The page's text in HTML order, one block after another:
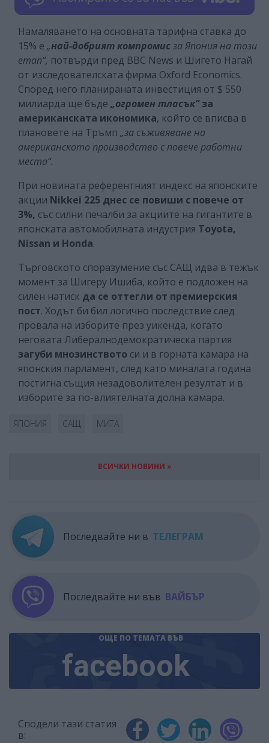
Намаляването на основната тарифна ставка до
15% е „най-добрият компромисза Япония на този
етап“, потвърди пред BBC News и Шигето Нагай
от изследователската фирма Oxford Economics.
Според него планираната инвестиция от $ 550
милиарда ще бъде „огромен тласък”за
американската икономика, който се вписва в
плановете на Тръмп „за съживяване на
американското производство с повече работни
места“.
При новината референтният индекс на японските
акции Nikkei 225 днес се повиши с повече от
3%, със силни печалби за акциите на гигантите в
японската автомобилната индустрия Toyota,
Nissan и Honda.
Търговското споразумение със САЩ идва в тежък
момент за Шигеру Ишиба, който е подложен на
силен натиск да се оттегли от премиерския
пост. Ходът би бил логично последствие след
провала на изборите през уикенда, когато
неговата Либералнодемократическа партия
загуби мнозинството си и в горната камара на
японския парламент, след като миналата година
постигна същия незадоволителен резултат и в
изборите за по-влиятелната долна камара.
ЯПОНИЯ САЩ МИТА
ВСИЧКИ НОВИНИ »
Последвайте ни в ТЕЛЕГРАМ
Последвайте ни във ВАЙБЪР
ОЩЕ ПО ТЕМАТА ВЪВ
facebook
Сподели тази статия
в: